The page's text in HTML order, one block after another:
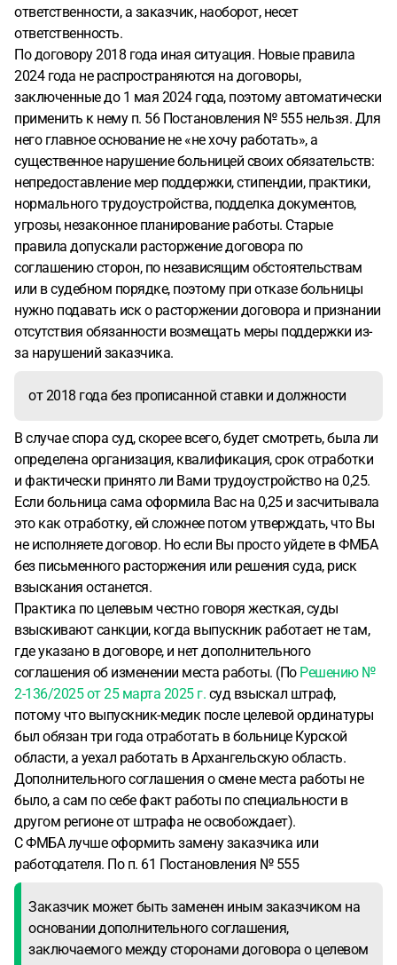
ответственности, а заказчик, наоборот, несет
ответственность.
По договору 2018 года иная ситуация. Новые правила
2024 года не распространяются на договоры,
заключенные до 1 мая 2024 года, поэтому автоматически
применить к нему п. 56 Постановления № 555 нельзя. Для
него главное основание не «не хочу работать», а
существенное нарушение больницей своих обязательств:
непредоставление мер поддержки, стипендии, практики,
нормального трудоустройства, подделка документов,
угрозы, незаконное планирование работы. Старые
правила допускали расторжение договора по
соглашению сторон, по независящим обстоятельствам
или в судебном порядке, поэтому при отказе больницы
нужно подавать иск о расторжении договора и признании
отсутствия обязанности возмещать меры поддержки из-
за нарушений заказчика.
от 2018 года без прописанной ставки и должности
В случае спора суд, скорее всего, будет смотреть, была ли
определена организация, квалификация, срок отработки
и фактически принято ли Вами трудоустройство на 0,25.
Если больница сама оформила Вас на 0,25 и засчитывала
это как отработку, ей сложнее потом утверждать, что Вы
не исполняете договор. Но если Вы просто уйдете в ФМБА
без письменного расторжения или решения суда, риск
взыскания останется.
Практика по целевым честно говоря жесткая, суды
взыскивают санкции, когда выпускник работает не там,
где указано в договоре, и нет дополнительного
соглашения об изменении места работы. (По Решению №
2-136/2025 от 25 марта 2025 г. суд взыскал штраф,
потому что выпускник-медик после целевой ординатуры
был обязан три года отработать в больнице Курской
области, а уехал работать в Архангельскую область.
Дополнительного соглашения о смене места работы не
было, а сам по себе факт работы по специальности в
другом регионе от штрафа не освобождает).
С ФМБА лучше оформить замену заказчика или
работодателя. По п. 61 Постановления № 555
Заказчик может быть заменен иным заказчиком на
основании дополнительного соглашения,
заключаемого между сторонами договора о целевом